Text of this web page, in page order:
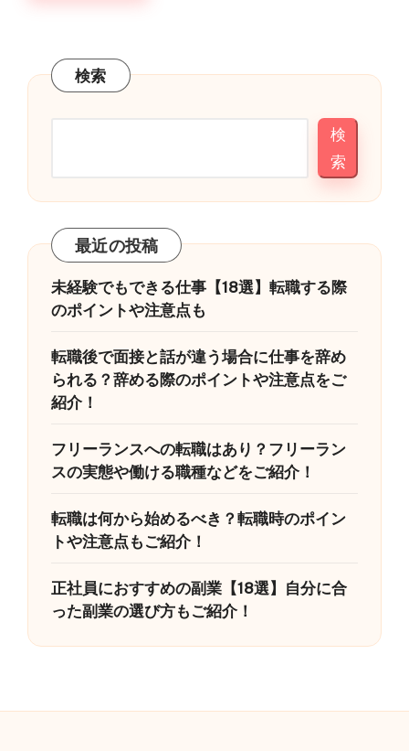
検索
検
索
最近の投稿
未経験でもできる仕事【18選】転職する際
のポイントや注意点も
転職後で面接と話が違う場合に仕事を辞め
られる？辞める際のポイントや注意点をご
紹介！
フリーランスへの転職はあり？フリーラン
スの実態や働ける職種などをご紹介！
転職は何から始めるべき？転職時のポイン
トや注意点もご紹介！
正社員におすすめの副業【18選】自分に合
った副業の選び方もご紹介！